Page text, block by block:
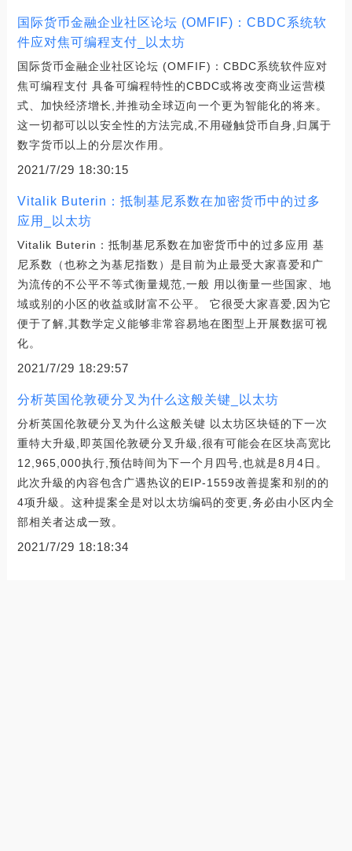
国际货币金融企业社区论坛 (OMFIF)：CBDC系统软
件应对焦可编程支付_以太坊
国际货币金融企业社区论坛 (OMFIF)：CBDC系统软件应对
焦可编程支付 具备可编程特性的CBDC或将改变商业运营模
式、加快经济增长,并推动全球迈向一个更为智能化的将来。
这一切都可以以安全性的方法完成,不用碰触贷币自身,归属于
数字货币以上的分层次作用。
2021/7/29 18:30:15
Vitalik Buterin：抵制基尼系数在加密货币中的过多
应用_以太坊
Vitalik Buterin：抵制基尼系数在加密货币中的过多应用 基
尼系数（也称之为基尼指数）是目前为止最受大家喜爱和广
为流传的不公平不等式衡量规范,一般 用以衡量一些国家、地
域或别的小区的收益或財富不公平。 它很受大家喜爱,因为它
便于了解,其数学定义能够非常容易地在图型上开展数据可视
化。
2021/7/29 18:29:57
分析英国伦敦硬分叉为什么这般关键_以太坊
分析英国伦敦硬分叉为什么这般关键 以太坊区块链的下一次
重特大升級,即英国伦敦硬分叉升級,很有可能会在区块高宽比
12,965,000执行,预估時间为下一个月四号,也就是8月4日。
此次升級的內容包含广遇热议的EIP-1559改善提案和别的的
4项升級。这种提案全是对以太坊编码的变更,务必由小区内全
部相关者达成一致。
2021/7/29 18:18:34